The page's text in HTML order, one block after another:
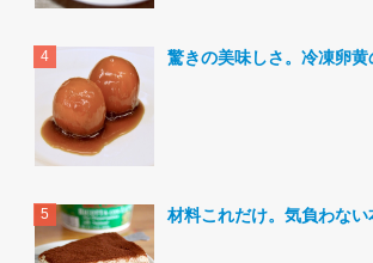
驚きの美味しさ。冷凍卵黄
材料これだけ。気負わない